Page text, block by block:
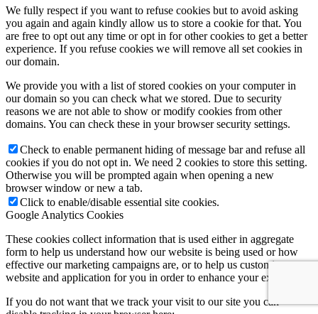
We fully respect if you want to refuse cookies but to avoid asking
you again and again kindly allow us to store a cookie for that. You
are free to opt out any time or opt in for other cookies to get a better
experience. If you refuse cookies we will remove all set cookies in
our domain.
We provide you with a list of stored cookies on your computer in
our domain so you can check what we stored. Due to security
reasons we are not able to show or modify cookies from other
domains. You can check these in your browser security settings.
Check to enable permanent hiding of message bar and refuse all
cookies if you do not opt in. We need 2 cookies to store this setting.
Otherwise you will be prompted again when opening a new
browser window or new a tab.
Click to enable/disable essential site cookies.
Google Analytics Cookies
These cookies collect information that is used either in aggregate
form to help us understand how our website is being used or how
effective our marketing campaigns are, or to help us customize our
website and application for you in order to enhance your experience.
If you do not want that we track your visit to our site you can